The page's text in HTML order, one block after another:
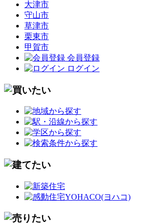
大津市
守山市
草津市
栗東市
甲賀市
会員登録
ログイン